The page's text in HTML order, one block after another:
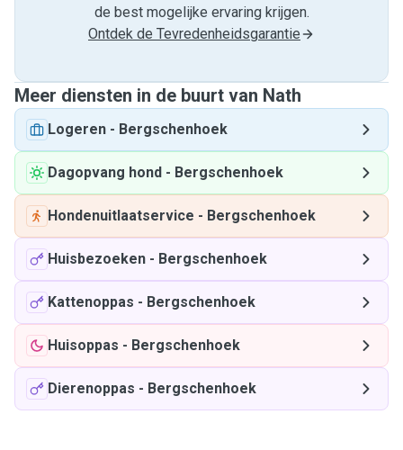
de best mogelijke ervaring krijgen.
Ontdek de Tevredenheidsgarantie
Meer diensten in de buurt van Nath
Logeren - Bergschenhoek
Dagopvang hond - Bergschenhoek
Hondenuitlaatservice - Bergschenhoek
Huisbezoeken - Bergschenhoek
Kattenoppas - Bergschenhoek
Huisoppas - Bergschenhoek
Dierenoppas - Bergschenhoek